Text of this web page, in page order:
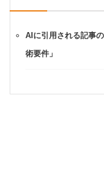
AIに引用される記事
術要件」